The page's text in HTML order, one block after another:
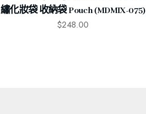
繡化妝袋 收納袋 Pouch (MDMIX-075)
$248.00